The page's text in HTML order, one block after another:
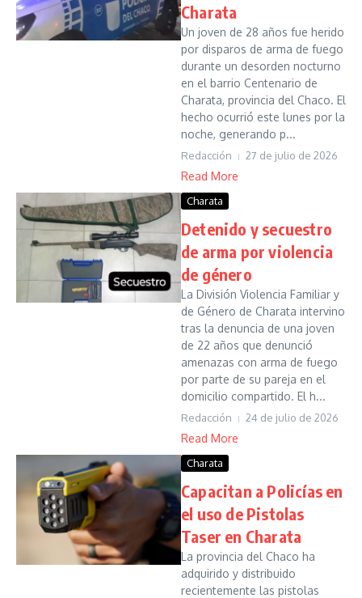
Charata
Un joven de 28 años fue herido
por disparos de arma de fuego
durante un desorden nocturno
en el barrio Centenario de
Charata, provincia del Chaco. El
hecho ocurrió este lunes por la
noche, generando p...
Redacción 27 de julio de 2026
Read More
Charata
Detenido y secuestro
de arma por violencia
de género
La División Violencia Familiar y
de Género de Charata intervino
tras la denuncia de una joven
de 22 años que denunció
amenazas con arma de fuego
por parte de su pareja en el
domicilio compartido. El h...
Redacción 24 de julio de 2026
Read More
Charata
Capacitan a Policías en
el uso de Pistolas
Taser en Charata
La provincia del Chaco ha
adquirido y distribuido
recientemente las pistolas